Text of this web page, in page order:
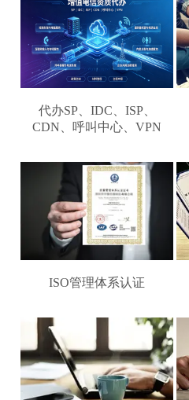
代办SP、IDC、ISP、
CDN、呼叫中心、VPN
ISO管理体系认证